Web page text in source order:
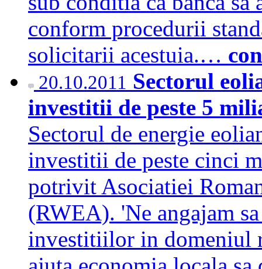
conform procedurii
solicitarii acestuia.…
20.10.2011 Sectorul
investitii de peste 5
Sectorul de energie
investitii de peste cinci
potrivit Asociatiei
(RWEA). 'Ne angajam
investitiilor in domeniul